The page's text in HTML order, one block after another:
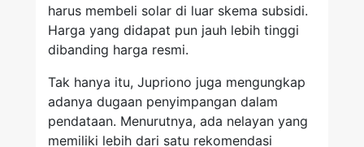
harus membeli solar di luar skema subsidi.
Harga yang didapat pun jauh lebih tinggi
dibanding harga resmi.
Tak hanya itu, Jupriono juga mengungkap
adanya dugaan penyimpangan dalam
pendataan. Menurutnya, ada nelayan yang
memiliki lebih dari satu rekomendasi